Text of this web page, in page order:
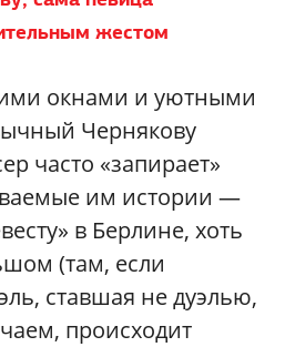
жестом
окнами и уютными
Чернякову
часто «запирает»
им истории —
в Берлине, хоть
(там, если
ставшая не дуэлью,
происходит